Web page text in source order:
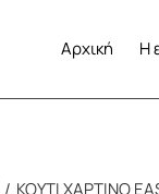
Αρχική Η
ΚΟΥΤΙ ΧΑΡΤΙΝΟ